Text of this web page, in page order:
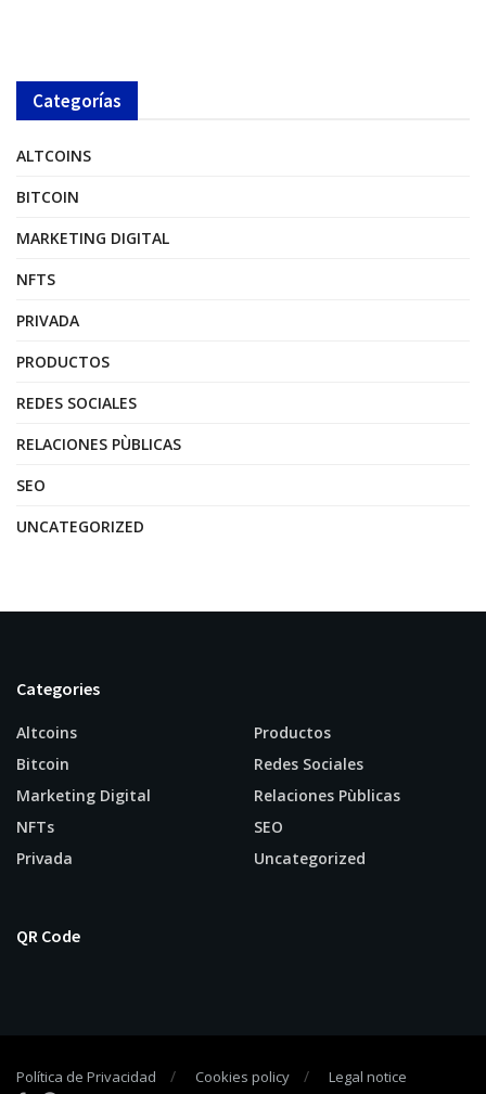
Categorías
ALTCOINS
BITCOIN
MARKETING DIGITAL
NFTS
PRIVADA
PRODUCTOS
REDES SOCIALES
RELACIONES PÙBLICAS
SEO
UNCATEGORIZED
Categories
Altcoins
Bitcoin
Marketing Digital
NFTs
Privada
Productos
Redes Sociales
Relaciones Pùblicas
SEO
Uncategorized
QR Code
Política de Privacidad Cookies policy Legal notice